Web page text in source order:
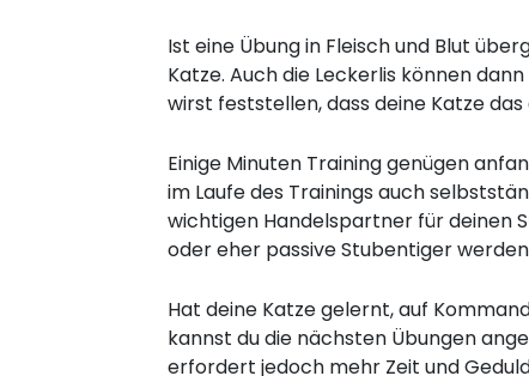
Ist eine Übung in Fleisch und Blut
Katze. Auch die Leckerlis können
wirst feststellen, dass deine Katze
Einige Minuten Training genügen
im Laufe des Trainings auch
wichtigen Handelspartner für deinen
oder eher passive Stubentiger
Hat deine Katze gelernt, auf
kannst du die nächsten Übungen
erfordert jedoch mehr Zeit und